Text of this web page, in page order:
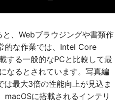
、Webブラウジングや書類作
的な作業では、Intel Core
する一般的なPCと比較して最
なるとされています。写真編
は最大3倍の性能向上が見込ま
macOSに搭載されるインテリ